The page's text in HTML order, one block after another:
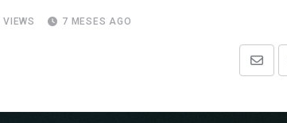
VIEWS 7 MESES AGO
Share
Email